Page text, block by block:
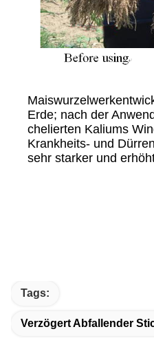
Erde; nach der
chelierten Kaliums
Krankheits- und
sehr starker und
Tags:
Verzögert Abfallender